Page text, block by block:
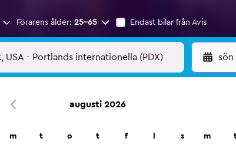
Förarens ålder: 25-65 Endast bilar från Avis
sön
augusti 2026
m t o t f s m